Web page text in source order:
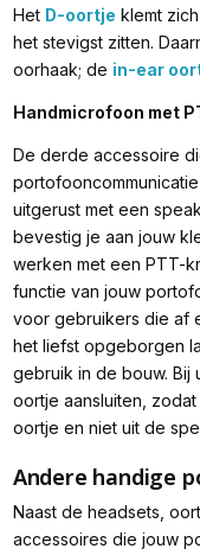
Het D-oortje klemt
het stevigst zitten.
oorhaak; de in-ear
Handmicrofoon met
De derde accessoire
uitgerust met een
bevestig je aan jouw
werken met een PTT-
functie van jouw
voor gebruikers die af
het liefst opgeborgen
gebruik in de bouw. Bij
oortje aansluiten,
oortje en niet uit de
Andere handige
Naast de headsets,
accessoires die jouw